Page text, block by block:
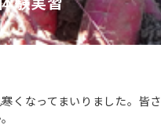
くなってまいりました。皆